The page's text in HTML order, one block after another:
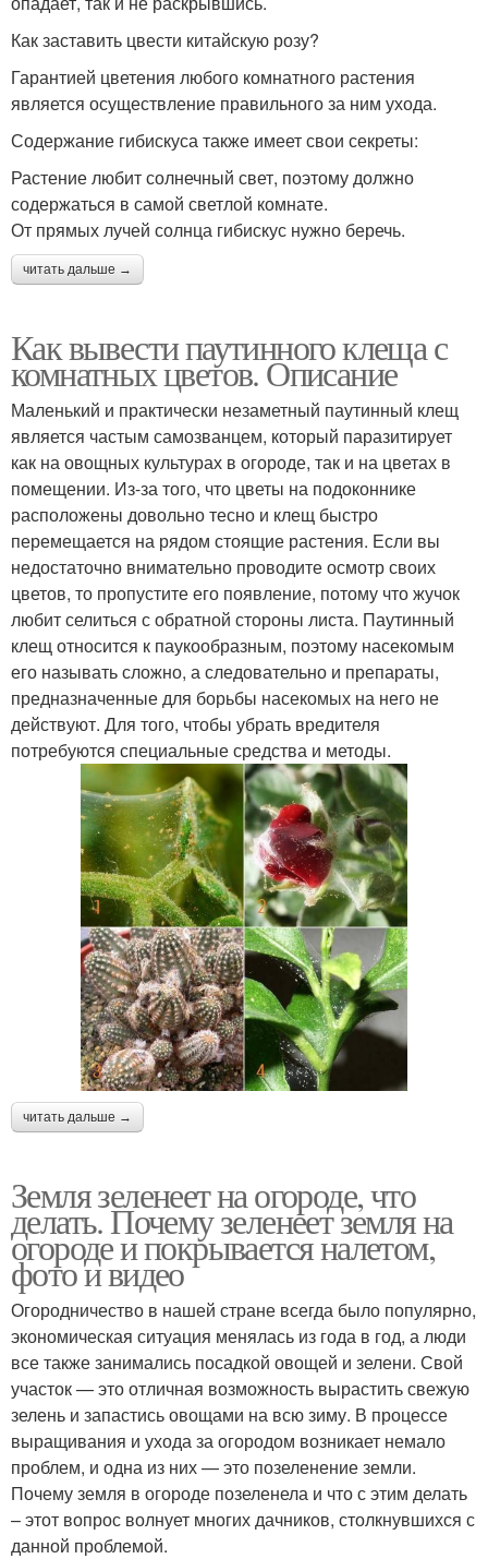
Как заставить цвести китайскую розу?
Гарантией цветения любого комнатного растения
является осуществление правильного за ним ухода.
Содержание гибискуса также имеет свои секреты:
Растение любит солнечный свет, поэтому должно
содержаться в самой светлой комнате.
От прямых лучей солнца гибискус нужно беречь.
читать дальше →
Как вывести паутинного клеща с
комнатных цветов. Описание
Маленький и практически незаметный паутинный клещ
является частым самозванцем, который паразитирует
как на овощных культурах в огороде, так и на цветах в
помещении. Из-за того, что цветы на подоконнике
расположены довольно тесно и клещ быстро
перемещается на рядом стоящие растения. Если вы
недостаточно внимательно проводите осмотр своих
цветов, то пропустите его появление, потому что жучок
любит селиться с обратной стороны листа. Паутинный
клещ относится к паукообразным, поэтому насекомым
его называть сложно, а следовательно и препараты,
предназначенные для борьбы насекомых на него не
действуют. Для того, чтобы убрать вредителя
потребуются специальные средства и методы.
читать дальше →
Земля зеленеет на огороде, что
делать. Почему зеленеет земля на
огороде и покрывается налетом,
фото и видео
Огородничество в нашей стране всегда было популярно,
экономическая ситуация менялась из года в год, а люди
все также занимались посадкой овощей и зелени. Свой
участок — это отличная возможность вырастить свежую
зелень и запастись овощами на всю зиму. В процессе
выращивания и ухода за огородом возникает немало
проблем, и одна из них — это позеленение земли.
Почему земля в огороде позеленела и что с этим делать
– этот вопрос волнует многих дачников, столкнувшихся с
данной проблемой.